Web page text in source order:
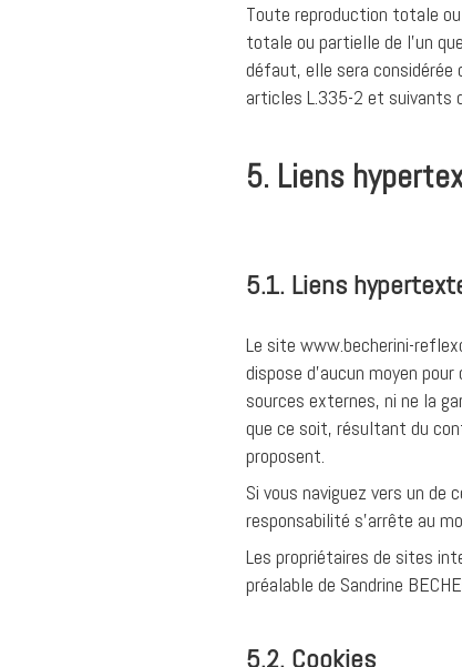
Toute reproduction totale
totale ou partielle de l'un
défaut, elle sera
articles L.335-2 et suivants
5. Liens
5.1. Liens
Le site www.becherini-
dispose d'aucun moyen
sources externes, ni ne la
que ce soit, résultant du
proposent.
Si vous naviguez vers un
responsabilité s’arrête au
Les propriétaires de sites
préalable de Sandrine
5.2. Cookies